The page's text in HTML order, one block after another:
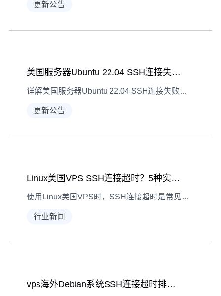
更新公告
美国服务器Ubuntu 22.04 SSH连接失败全场景解决指南
详解美国服务器Ubuntu 22.04 SSH连接失败的常见现象、诊断步骤及针对性解决方案，覆盖网络、服务、防火墙等多维度排查，助力用户快速恢复连接。
更新公告
Linux美国VPS SSH连接超时？5种实用解决方案
使用Linux美国VPS时，SSH连接超时是常见问题。本文整理5种实用调整方案，涵盖客户端/服务器配置、防火墙检查、网络优化及软件更新，助你稳定连接操作VPS。
行业新闻
vps海外Debian系统SSH连接超时排查指南